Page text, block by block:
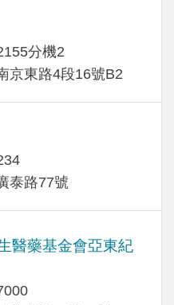
分機2
京東路4段16號B2
泰路77號
醫藥基金會亞東紀